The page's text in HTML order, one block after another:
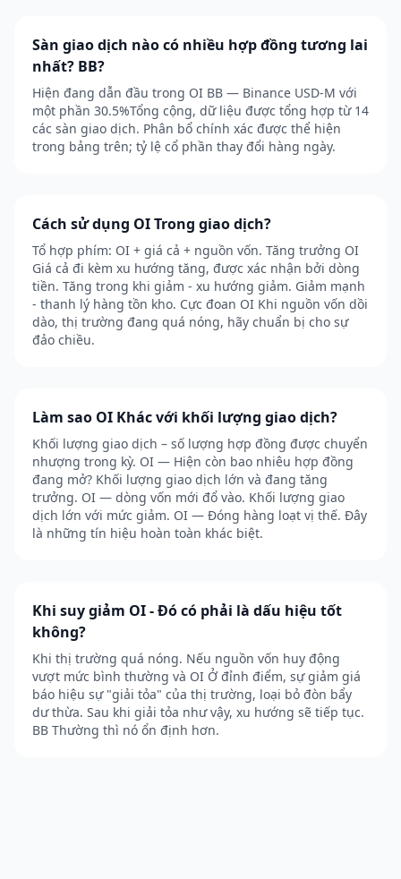
Sàn giao dịch nào có nhiều hợp đồng tương lai
nhất? BB?
Hiện đang dẫn đầu trong OI BB — Binance USD-M với
một phần 30.5%Tổng cộng, dữ liệu được tổng hợp từ 14
các sàn giao dịch. Phân bổ chính xác được thể hiện
trong bảng trên; tỷ lệ cổ phần thay đổi hàng ngày.
Cách sử dụng OI Trong giao dịch?
Tổ hợp phím: OI + giá cả + nguồn vốn. Tăng trưởng OI
Giá cả đi kèm xu hướng tăng, được xác nhận bởi dòng
tiền. Tăng trong khi giảm - xu hướng giảm. Giảm mạnh
- thanh lý hàng tồn kho. Cực đoan OI Khi nguồn vốn dồi
dào, thị trường đang quá nóng, hãy chuẩn bị cho sự
đảo chiều.
Làm sao OI Khác với khối lượng giao dịch?
Khối lượng giao dịch – số lượng hợp đồng được chuyển
nhượng trong kỳ. OI — Hiện còn bao nhiêu hợp đồng
đang mở? Khối lượng giao dịch lớn và đang tăng
trưởng. OI — dòng vốn mới đổ vào. Khối lượng giao
dịch lớn với mức giảm. OI — Đóng hàng loạt vị thế. Đây
là những tín hiệu hoàn toàn khác biệt.
Khi suy giảm OI - Đó có phải là dấu hiệu tốt
không?
Khi thị trường quá nóng. Nếu nguồn vốn huy động
vượt mức bình thường và OI Ở đỉnh điểm, sự giảm giá
báo hiệu sự "giải tỏa" của thị trường, loại bỏ đòn bẩy
dư thừa. Sau khi giải tỏa như vậy, xu hướng sẽ tiếp tục.
BB Thường thì nó ổn định hơn.